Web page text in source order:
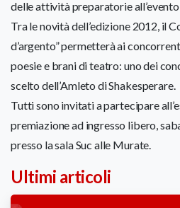
delle attività preparatorie
Tra le novità dell’edizione 2012, il
d’argento” permetterà ai
poesie e brani di teatro: uno dei
scelto dell’Amleto di Shakesperare.
Tutti sono invitati a partecipare
premiazione ad ingresso libero,
presso la sala Suc alle Murate.
Ultimi articoli